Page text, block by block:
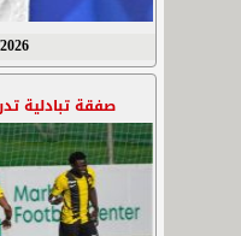
03/08/
صفقة تبادلية